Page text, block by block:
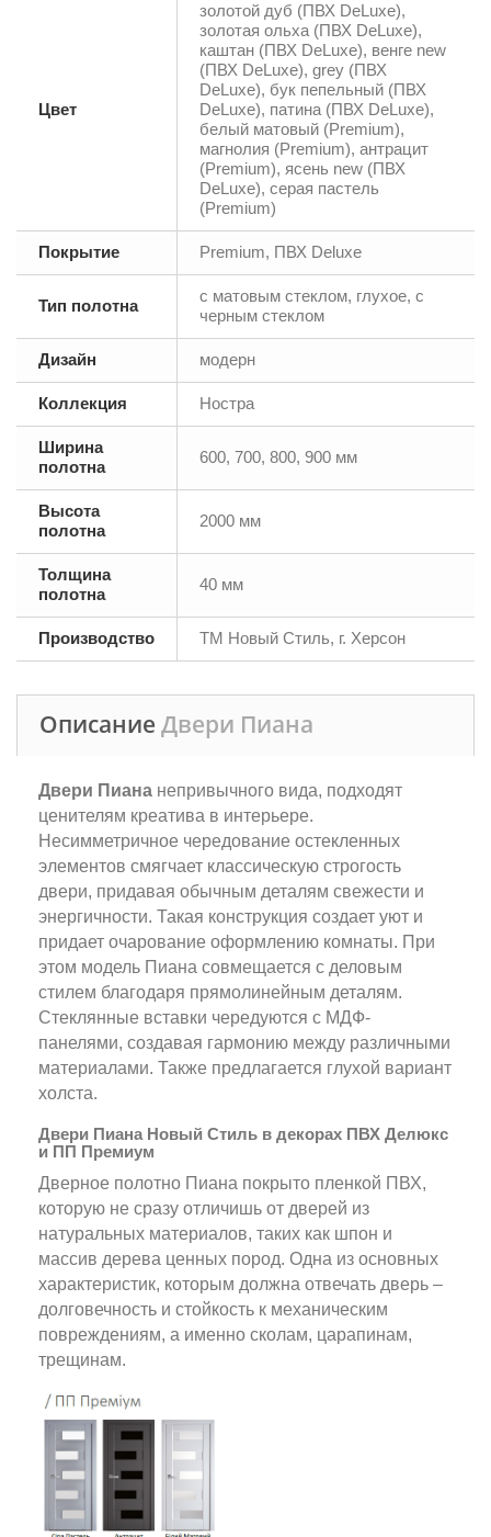
Цвет
золотой дуб (ПВХ DeLuxe),
золотая ольха (ПВХ DeLuxe),
каштан (ПВХ DeLuxe), венге new
(ПВХ DeLuxe), grey (ПВХ
DeLuxe), бук пепельный (ПВХ
DeLuxe), патина (ПВХ DeLuxe),
белый матовый (Premium),
магнолия (Premium), антрацит
(Premium), ясень new (ПВХ
DeLuxe), серая пастель
(Premium)
Покрытие Premium, ПВХ Deluxe
Тип полотна
с матовым стеклом, глухое, с
черным стеклом
Дизайн модерн
Коллекция Ностра
Ширина
полотна
600, 700, 800, 900 мм
Высота
полотна
2000 мм
Толщина
полотна
40 мм
Производство ТМ Новый Стиль, г. Херсон
Описание Двери Пиана
Двери Пиана непривычного вида, подходят
ценителям креатива в интерьере.
Несимметричное чередование остекленных
элементов смягчает классическую строгость
двери, придавая обычным деталям свежести и
энергичности. Такая конструкция создает уют и
придает очарование оформлению комнаты. При
этом модель Пиана совмещается с деловым
стилем благодаря прямолинейным деталям.
Стеклянные вставки чередуются с МДФ-
панелями, создавая гармонию между различными
материалами. Также предлагается глухой вариант
холста.
Двери Пиана Новый Стиль в декорах ПВХ Делюкс
и ПП Премиум
Дверное полотно Пиана покрыто пленкой ПВХ,
которую не сразу отличишь от дверей из
натуральных материалов, таких как шпон и
массив дерева ценных пород. Одна из основных
характеристик, которым должна отвечать дверь –
долговечность и стойкость к механическим
повреждениям, а именно сколам, царапинам,
трещинам.